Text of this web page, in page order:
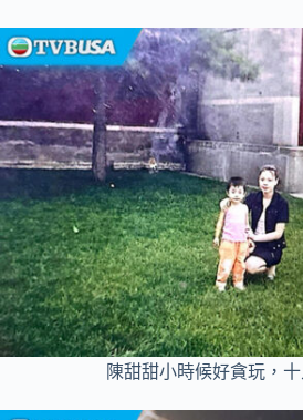
陳甜甜小時候好貪玩，十